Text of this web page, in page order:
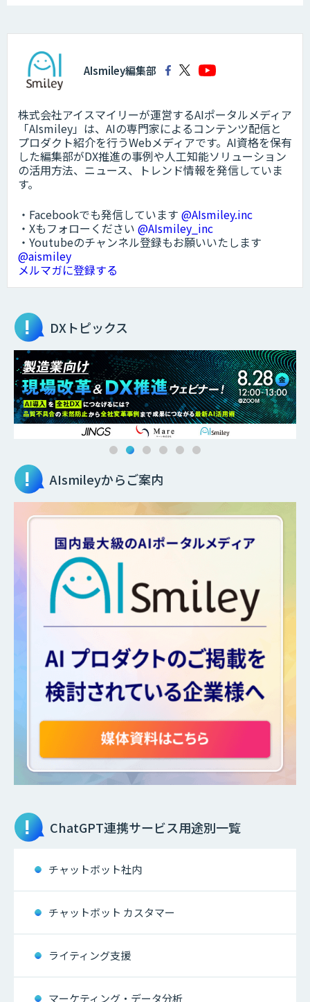
AIsmiley編集部
株式会社アイスマイリーが運営するAIポータルメディア
「AIsmiley」は、AIの専門家によるコンテンツ配信と
プロダクト紹介を行うWebメディアです。AI資格を保有
した編集部がDX推進の事例や人工知能ソリューション
の活用方法、ニュース、トレンド情報を発信していま
す。
・Facebookでも発信しています @AIsmiley.inc
・Xもフォローください @AIsmiley_inc
・Youtubeのチャンネル登録もお願いいたします
@aismiley
メルマガに登録する
DXトピックス
AIsmileyからご案内
ChatGPT連携サービス用途別一覧
チャットボット社内
チャットボット カスタマー
ライティング支援
マーケティング・データ分析